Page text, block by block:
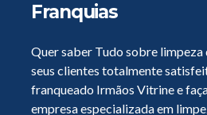
Franquias
Quer saber Tudo sobre limpeza
seus clientes totalmente
franqueado Irmãos Vitrine e
empresa especializada em